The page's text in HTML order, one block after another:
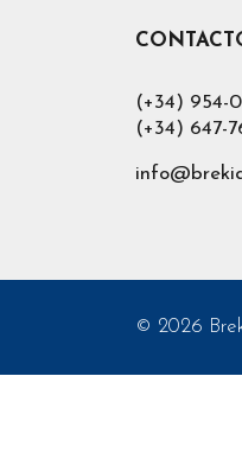
(+34) 954-
(+34) 647-
© 2026